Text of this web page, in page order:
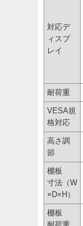
対応デ
ィスプ
レイ
耐荷重
VESA規
格対応
高さ調
節
棚板
寸法（W
×D×H）
棚板
耐荷重